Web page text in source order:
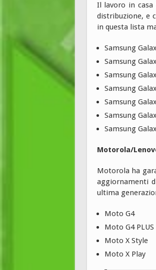
Il lavoro in
distribuzione, e
in questa lista
Samsung
Samsung
Samsung
Samsung
Samsung
Samsung
Samsung
Motorola/
Motorola ha
aggiornamenti
ultima
Moto G4
Moto G4 PLUS
Moto X Style
Moto X Play